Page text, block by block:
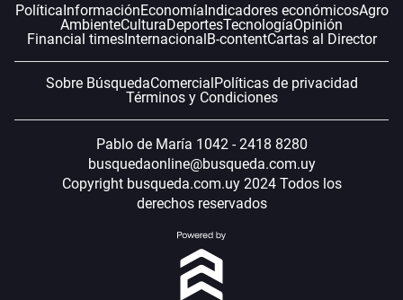
PolíticaInformaciónEconomíaIndicadores económicosAgro
AmbienteCulturaDeportesTecnologíaOpinión
Financial timesInternacionalB-contentCartas al Director
Sobre BúsquedaComercialPolíticas de privacidad
Términos y Condiciones
Pablo de María 1042 - 2418 8280
busquedaonline@busqueda.com.uy
Copyright busqueda.com.uy 2024 Todos los
derechos reservados